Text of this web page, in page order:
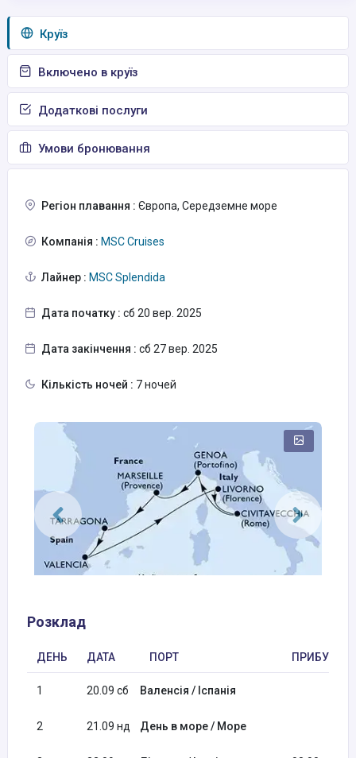
Круїз
Включено в круїз
Додаткові послуги
Умови бронювання
Регіон плавання : Європа, Середземне море
Компанія : MSC Cruises
Лайнер : MSC Splendida
Дата початку : сб 20 вер. 2025
Дата закінчення : сб 27 вер. 2025
Кількість ночей : 7 ночей
Розклад
ДЕНЬ ДАТА ПОРТ ПРИБУТТЯ
1 20.09 сб Валенсія / Іспанія
2 21.09 нд День в море / Море